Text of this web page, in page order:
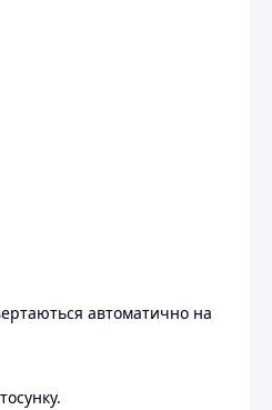
автоматично на